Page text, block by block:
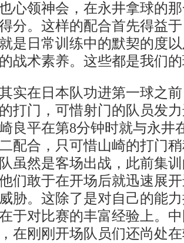
心领神会，在永井拿球的
分。这样的配合首先得益
是日常训练中的默契的度
战术素养。这些都是我们
在日本队功进第一球之前
打门，可惜射门的队员发
良平在第8分钟时就与永井
配合，只可惜山崎的打门
虽然是客场出战，此前集
们敢于在开场后就迅速展
胁。这除了是对自己的能
于对比赛的丰富经验上。
在刚刚开场队员们还尚处